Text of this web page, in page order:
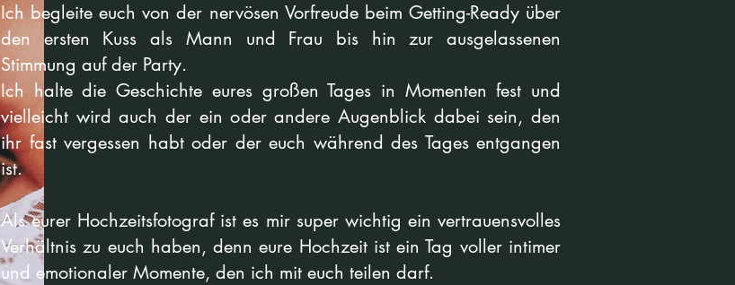
Ich begleite euch von der nervösen Vorfreude beim Getting-Ready über
den ersten Kuss als Mann und Frau bis hin zur ausgelassenen
Stimmung auf der Party.
Ich halte die Geschichte eures großen Tages in Momenten fest und
vielleicht wird auch der ein oder andere Augenblick dabei sein, den
ihr fast vergessen habt oder der euch während des Tages entgangen
ist.
Als eurer Hochzeitsfotograf ist es mir super wichtig ein vertrauensvolles
Verhältnis zu euch haben, denn eure Hochzeit ist ein Tag voller intimer
und emotionaler Momente, den ich mit euch teilen darf.